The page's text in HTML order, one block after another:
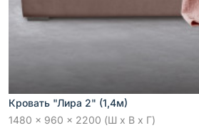
Кровать "Лира 2" (1,4м)
1480 x 960 x 2200 (Ш x В x Г)